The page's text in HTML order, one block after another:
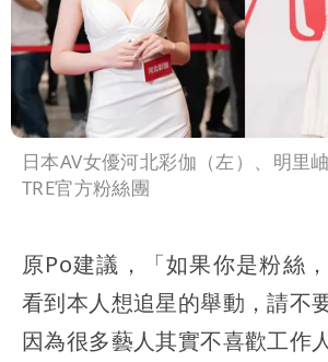
日本AV女優河北彩伽（左）、明里
TRE官方粉絲團
原Po建議，「如果你是粉絲
看到本人想追星的舉動，請不
因為很多藝人其實不喜歡工作